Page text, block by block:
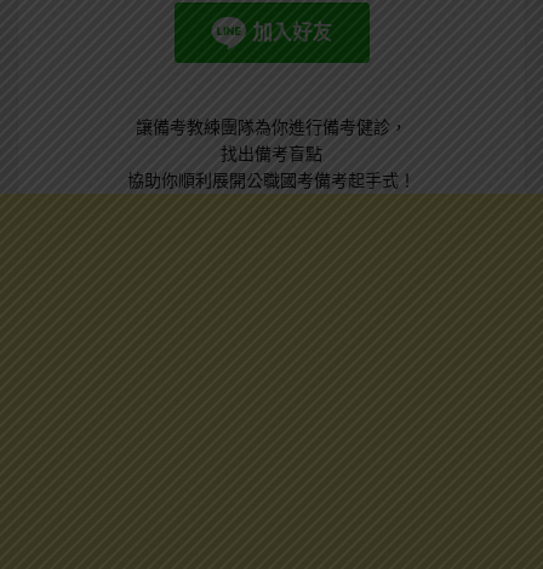
讓備考教練團隊為你進行備考健診，
找出備考盲點
協助你順利展開公職國考備考起手式！